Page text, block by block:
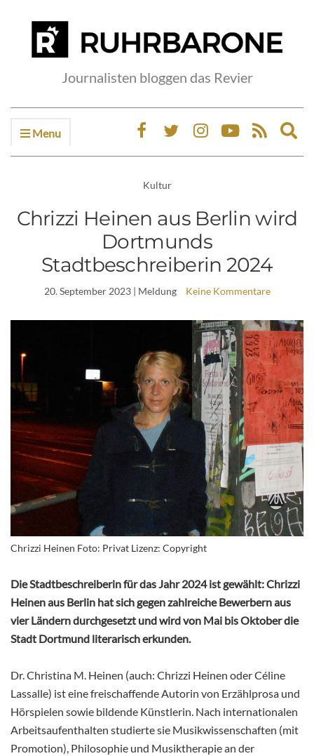
Journalisten bloggen das Revier
Menu
Kultur
Chrizzi Heinen aus Berlin wird
Dortmunds
Stadtbeschreiberin 2024
20. September 2023| Meldung Keine Kommentare
Chrizzi Heinen Foto: Privat Lizenz: Copyright
Die Stadtbeschreiberin für das Jahr 2024 ist gewählt: Chrizzi
Heinen aus Berlin hat sich gegen zahlreiche Bewerbern aus
vier Ländern durchgesetzt und wird von Mai bis Oktober die
Stadt Dortmund literarisch erkunden.
Dr. Christina M. Heinen (auch: Chrizzi Heinen oder Céline
Lassalle) ist eine freischaffende Autorin von Erzählprosa und
Hörspielen sowie bildende Künstlerin. Nach internationalen
Arbeitsaufenthalten studierte sie Musikwissenschaften (mit
Promotion), Philosophie und Musiktherapie an der